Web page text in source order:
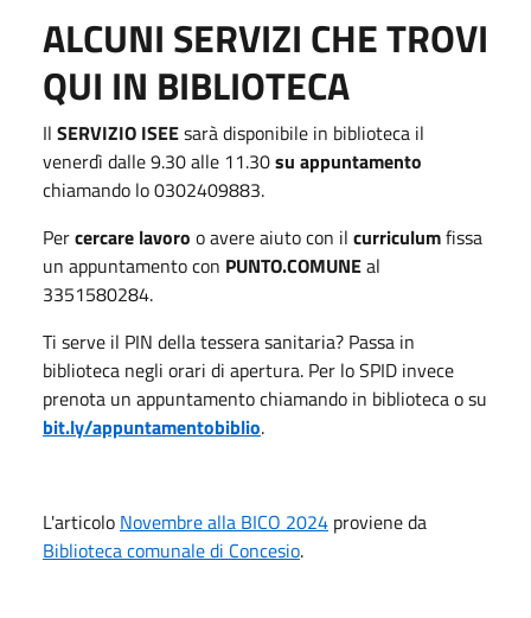
ALCUNI SERVIZI CHE TROVI
QUI IN BIBLIOTECA
Il SERVIZIO ISEEsarà disponibile in biblioteca il
venerdì dalle 9.30 alle 11.30su appuntamento
chiamando lo 0302409883.
Percercare lavoro o avere aiuto con il curriculumfissa
un appuntamento con PUNTO.COMUNEal
3351580284.
Ti serve il PIN della tessera sanitaria? Passa in
biblioteca negli orari di apertura. Per lo SPID invece
prenota un appuntamento chiamando in biblioteca o su
bit.ly/appuntamentobiblio.
L'articolo Novembre alla BICO 2024 proviene da
Biblioteca comunale di Concesio.